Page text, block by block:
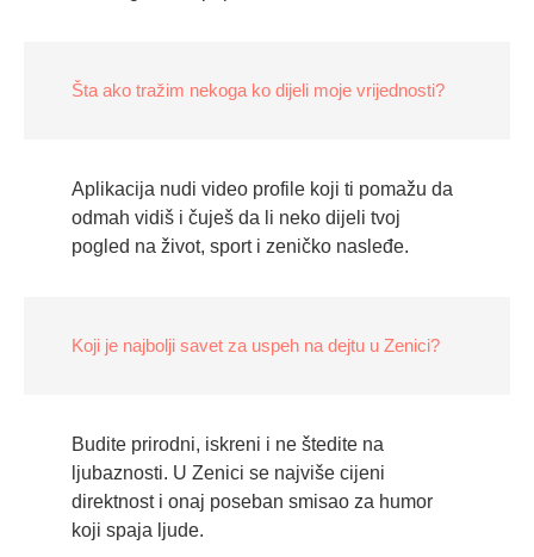
Šta ako tražim nekoga ko dijeli moje vrijednosti?
Aplikacija nudi video profile koji ti pomažu da
odmah vidiš i čuješ da li neko dijeli tvoj
pogled na život, sport i zeničko nasleđe.
Koji je najbolji savet za uspeh na dejtu u Zenici?
Budite prirodni, iskreni i ne štedite na
ljubaznosti. U Zenici se najviše cijeni
direktnost i onaj poseban smisao za humor
koji spaja ljude.